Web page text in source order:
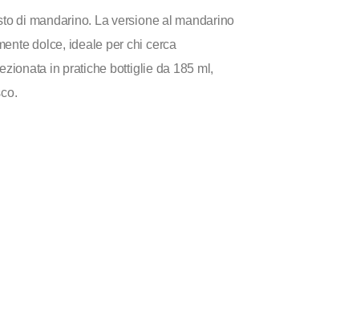
di mandarino. La versione al mandarino
dolce, ideale per chi cerca
in pratiche bottiglie da 185 ml,